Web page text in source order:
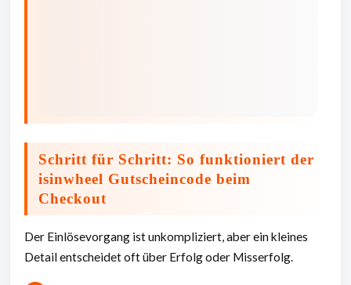
Schritt für Schritt: So funktioniert der
isinwheel Gutscheincode beim
Checkout
Der Einlösevorgang ist unkompliziert, aber ein kleines
Detail entscheidet oft über Erfolg oder Misserfolg.